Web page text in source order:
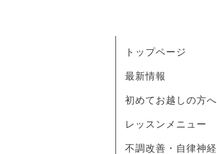
トップページ
最新情報
初めてお越しの方へ
レッスンメニュー
不調改善・自律神経